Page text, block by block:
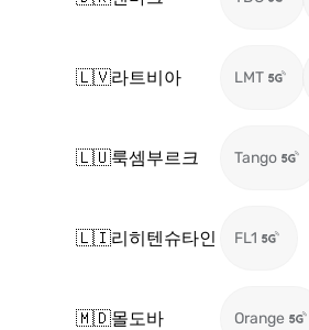
🇱🇻라트비아 LMT
🇱🇺룩셈부르크 Tango
🇱🇮리히텐슈타인 FL1
🇲🇩몰도바 Orange